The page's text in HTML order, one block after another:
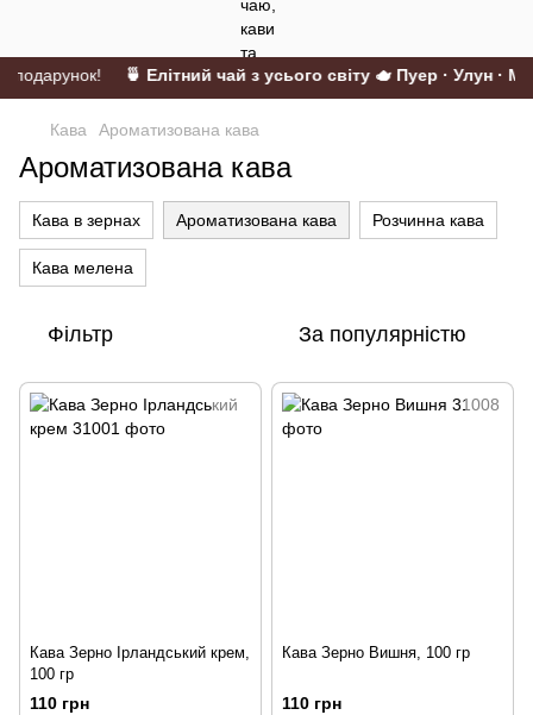
подарунок! 🍵 Елітний чай з усього світу 🫖 Пуер · Улун ·
Кава Ароматизована кава
Ароматизована кава
Кава в зернах Ароматизована кава Розчинна кава
Кава мелена
Фільтр За популярністю
Кава Зерно Ірландський крем,
100 гр
110 грн
Кава Зерно Вишня, 100 гр
110 грн